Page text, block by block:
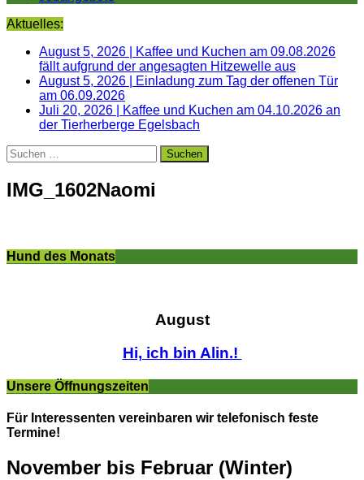
Aktuelles:
August 5, 2026
Kaffee und Kuchen am 09.08.2026
fällt aufgrund der angesagten Hitzewelle aus
August 5, 2026
Einladung zum Tag der offenen Tür
am 06.09.2026
Juli 20, 2026
Kaffee und Kuchen am 04.10.2026 an
der Tierherberge Egelsbach
Suchen
nach:
IMG_1602Naomi
Hund des Monats
August
Hi, ich bin Alin.!
Unsere Öffnungszeiten
Für Interessenten vereinbaren wir telefonisch feste
Termine!
November bis Februar (Winter)